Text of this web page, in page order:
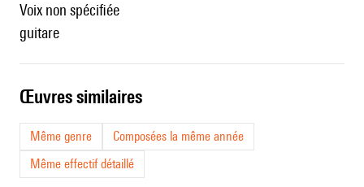
voix non spécifiée
guitare
œuvres similaires
Même genre
Composées la même année
Même effectif détaillé